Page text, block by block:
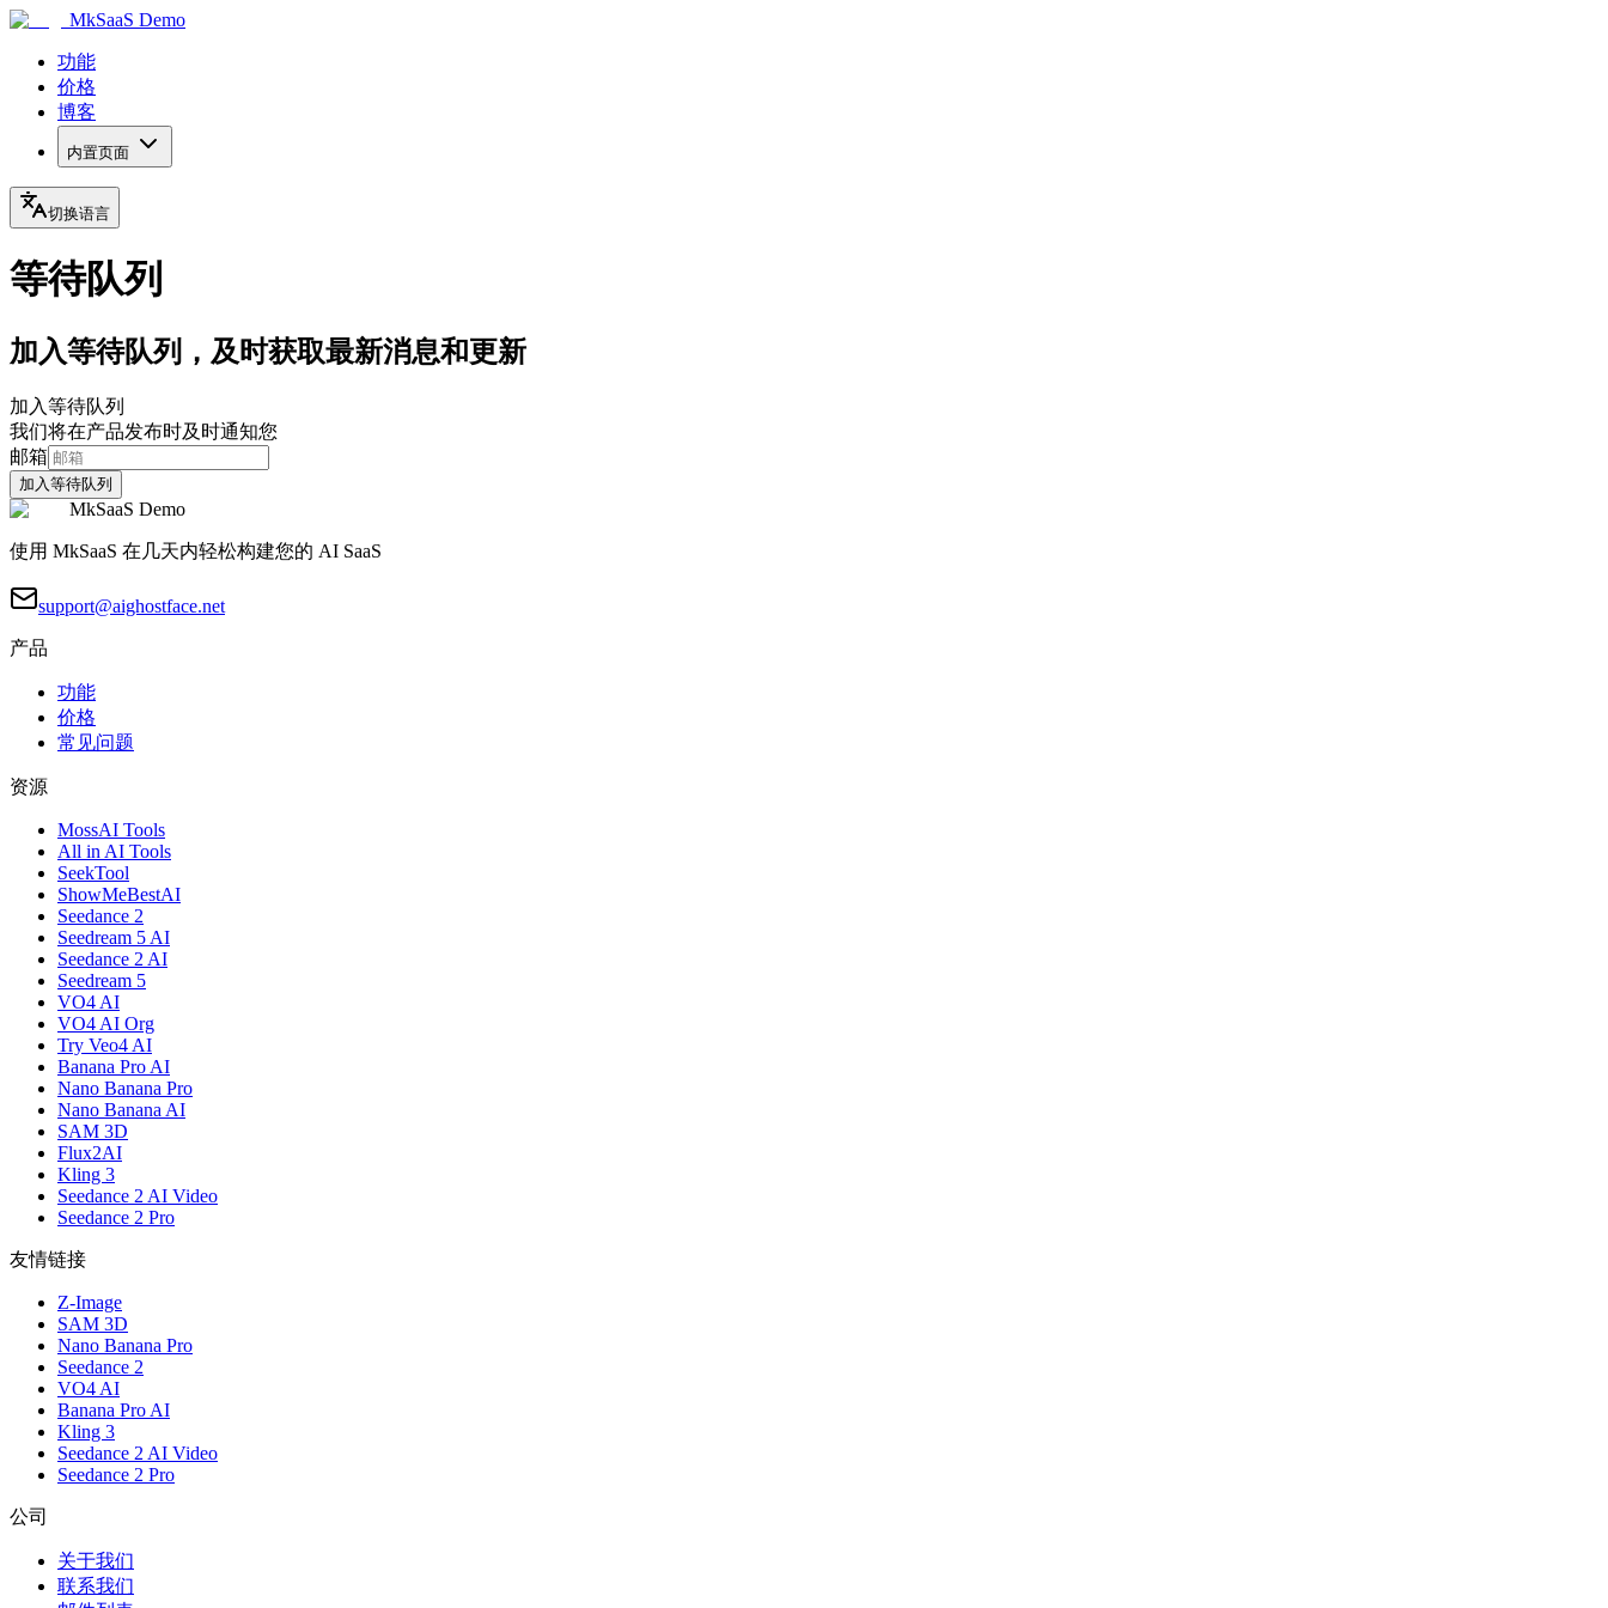
MkSaaS Demo
功能
价格
博客
内置页面
切换语言
等待队列
加入等待队列，及时获取最新消息和更新
加入等待队列
我们将在产品发布时及时通知您
邮箱
加入等待队列
MkSaaS Demo
使用 MkSaaS 在几天内轻松构建您的 AI SaaS
support@aighostface.net
产品
功能
价格
常见问题
资源
MossAI Tools
All in AI Tools
SeekTool
ShowMeBestAI
Seedance 2
Seedream 5 AI
Seedance 2 AI
Seedream 5
VO4 AI
VO4 AI Org
Try Veo4 AI
Banana Pro AI
Nano Banana Pro
Nano Banana AI
SAM 3D
Flux2AI
Kling 3
Seedance 2 AI Video
Seedance 2 Pro
友情链接
Z-Image
SAM 3D
Nano Banana Pro
Seedance 2
VO4 AI
Banana Pro AI
Kling 3
Seedance 2 AI Video
Seedance 2 Pro
公司
关于我们
联系我们